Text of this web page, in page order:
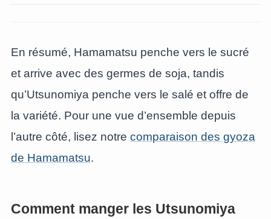
En résumé, Hamamatsu penche vers le sucré
et arrive avec des germes de soja, tandis
qu’Utsunomiya penche vers le salé et offre de
la variété. Pour une vue d’ensemble depuis
l’autre côté, lisez notre comparaison des gyoza
de Hamamatsu.
Comment manger les Utsunomiya